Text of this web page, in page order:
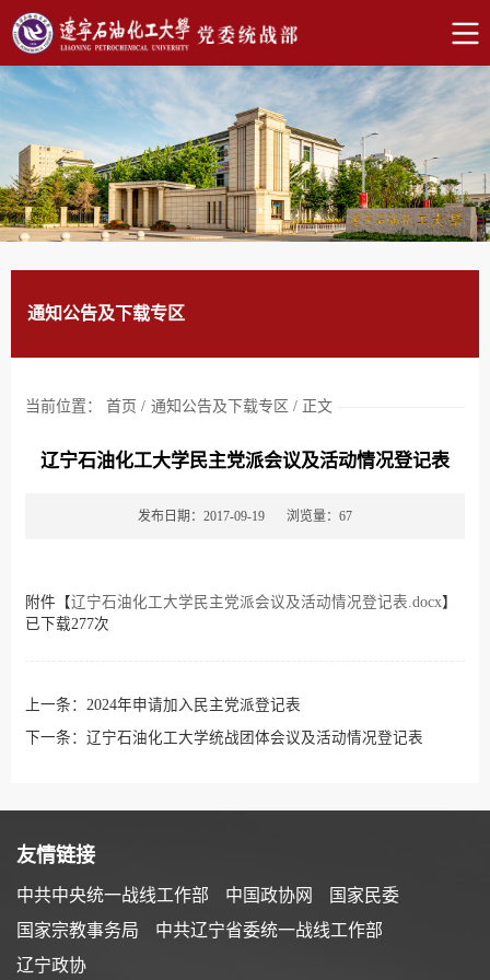
通知公告及下载专区
当前位置： 首页 / 通知公告及下载专区 / 正文
辽宁石油化工大学民主党派会议及活动情况登记表
发布日期：2017-09-19 浏览量： 67
附件【辽宁石油化工大学民主党派会议及活动情况登记表.docx】
已下载277次
上一条： 2024年申请加入民主党派登记表
下一条： 辽宁石油化工大学统战团体会议及活动情况登记表
友情链接
中共中央统一战线工作部 中国政协网
国家民委
国家宗教事务局
中共辽宁省委统一战线工作部
辽宁政协